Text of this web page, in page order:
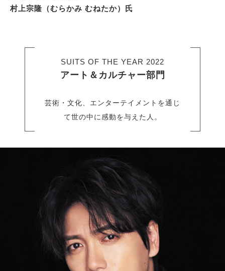
村上宗隆（むらかみ むねたか）氏
SUITS OF THE YEAR 2022
アート＆カルチャー部門
芸術・文化、エンターテイメントを通じ
て世の中に感動を与えた人。